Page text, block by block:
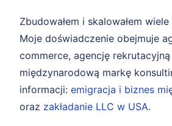
Zbudowałem i skalowałem
Moje doświadczenie obejmuje
commerce, agencję rekrutacyjną
międzynarodową markę
informacji: emigracja i biznes
oraz zakładanie LLC w USA.